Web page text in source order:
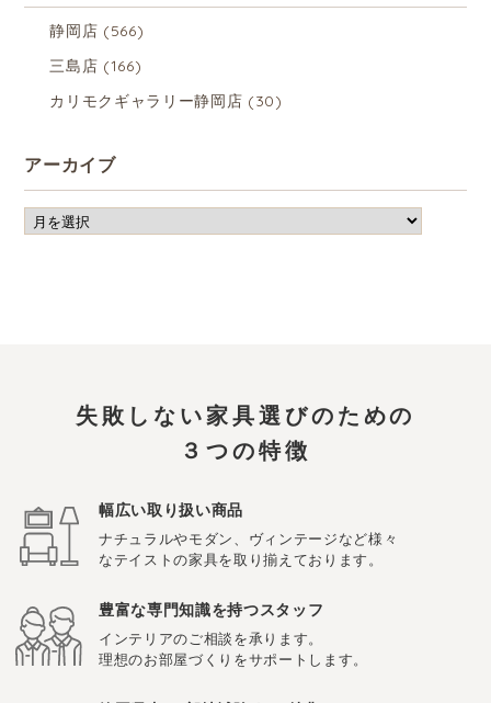
静岡店 (566)
三島店 (166)
カリモクギャラリー静岡店 (30)
アーカイブ
失敗しない家具選びのための
３つの特徴
幅広い取り扱い商品
ナチュラルやモダン、ヴィンテージなど様々
なテイストの家具を取り揃えております。
豊富な専門知識を持つスタッフ
インテリアのご相談を承ります。
理想のお部屋づくりをサポートします。